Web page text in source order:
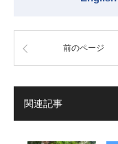
前のページ
関連記事